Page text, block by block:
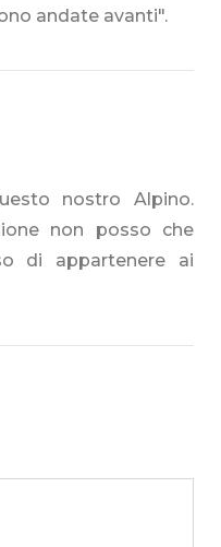
andate avanti".
nostro Alpino.
non posso che
di appartenere ai